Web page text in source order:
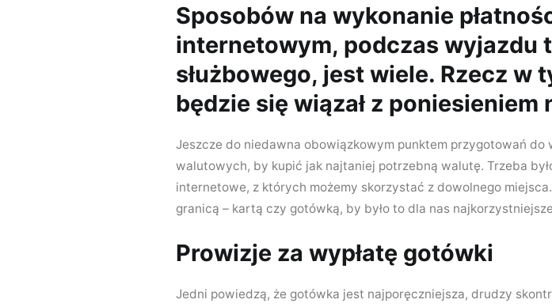
Sposobów na wykonanie
internetowym, podczas wyjazdu
służbowego, jest wiele. Rzecz w
będzie się wiązał z
Jeszcze do niedawna obowiązkowym punktem przygotowań
walutowych, by kupić jak najtaniej potrzebną walutę. Trzeba
internetowe, z których możemy skorzystać z dowolnego
granicą – kartą czy gotówką, by było to dla nas
Prowizje za wypłatę gotówki
Jedni powiedzą, że gotówka jest najporęczniejsza, drudzy